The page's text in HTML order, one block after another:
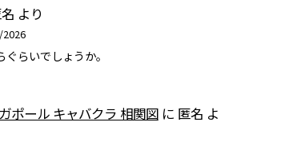
より
ぐらいでしょうか。
ポール キャバクラ 相関図に 匿名 よ